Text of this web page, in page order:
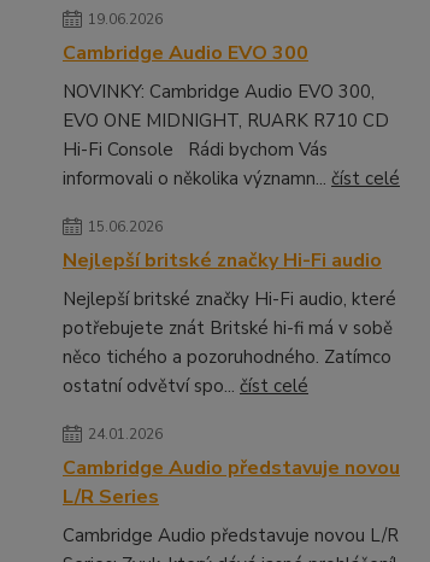
19.06.2026
Cambridge Audio EVO 300
NOVINKY: Cambridge Audio EVO 300,
EVO ONE MIDNIGHT, RUARK R710 CD
Hi-Fi Console Rádi bychom Vás
informovali o několika významn... číst celé
15.06.2026
Nejlepší britské značky Hi-Fi audio
Nejlepší britské značky Hi-Fi audio, které
potřebujete znát Britské hi-fi má v sobě
něco tichého a pozoruhodného. Zatímco
ostatní odvětví spo... číst celé
24.01.2026
Cambridge Audio představuje novou
L/R Series
Cambridge Audio představuje novou L/R